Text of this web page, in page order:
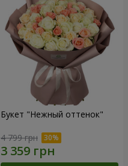
Букет "Нежный оттенок"
4 799 грн